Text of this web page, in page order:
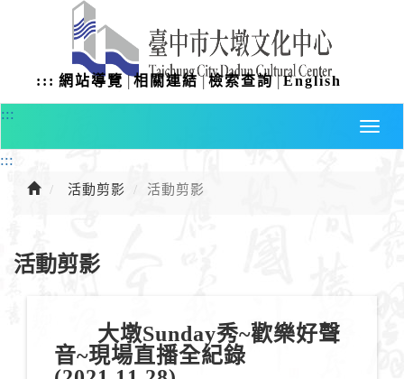
容
::: 網站導覽 |相關連結|檢索查詢|English
:::
:::
活動剪影 活動剪影
活動剪影
大墩Sunday秀~歡樂好聲
音~現場直播全紀錄